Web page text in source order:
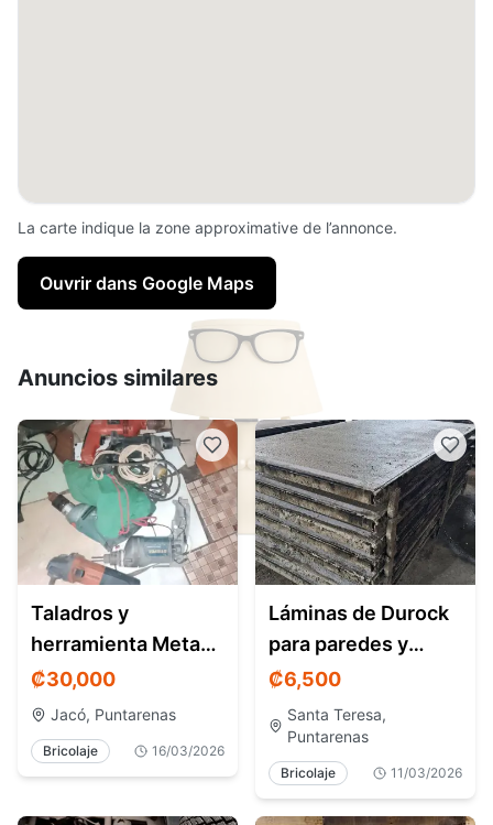
La carte indique la zone approximative de l’annonce.
Ouvrir dans Google Maps
Anuncios similares
Taladros y
herramienta Metabo
para reparar o
repuestos – Jacó
Costa Ri
₡30,000
Jacó, Puntarenas
Bricolaje 16/03/2026
Láminas de Durock
para paredes y
pisos
₡6,500
Santa Teresa,
Puntarenas
Bricolaje 11/03/2026